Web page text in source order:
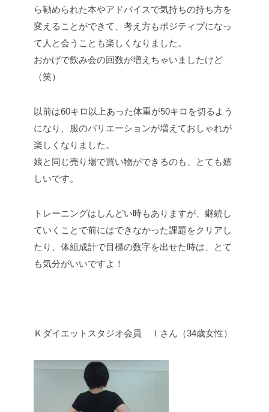
ら勧められた本やアドバイスで気持ちの持ち方を
変えることができて、考え方もポジティブになっ
て人と会うことも楽しくなりました。
おかげで飲み会の回数が増えちゃいましたけど
（笑）
以前は60キロ以上あった体重が50キロを切るよう
になり、服のバリエーションが増えておしゃれが
楽しくなりました。
娘と同じ売り場で買い物ができるのも、とても嬉
しいです。
トレーニングはしんどい時もありますが、継続し
ていくことで前にはできなかった課題をクリアし
たり、体組成計で目標の数字を出せた時は、とて
も気分がいいですよ！
Ｋダイエットスタジオ会員 Ｉさん（34歳女性）